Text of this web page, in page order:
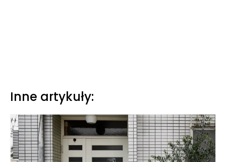
Inne artykuły: